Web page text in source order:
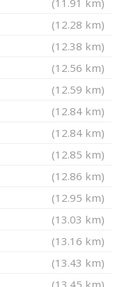
(11.91 km)
(12.28 km)
(12.38 km)
(12.56 km)
(12.59 km)
(12.84 km)
(12.84 km)
(12.85 km)
(12.86 km)
(12.95 km)
(13.03 km)
(13.16 km)
(13.43 km)
(13.45 km)